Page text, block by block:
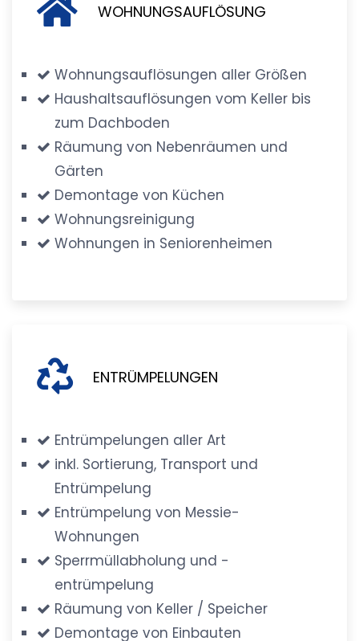
WOHNUNGSAUFLÖSUNG
Wohnungsauflösungen aller Größen
Haushaltsauflösungen vom Keller bis
zum Dachboden
Räumung von Nebenräumen und
Gärten
Demontage von Küchen
Wohnungsreinigung
Wohnungen in Seniorenheimen
ENTRÜMPELUNGEN
Entrümpelungen aller Art
inkl. Sortierung, Transport und
Entrümpelung
Entrümpelung von Messie-
Wohnungen
Sperrmüllabholung und -
entrümpelung
Räumung von Keller / Speicher
Demontage von Einbauten